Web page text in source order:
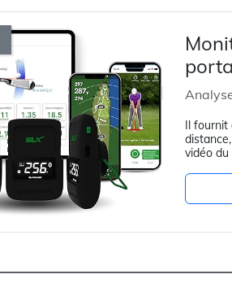
Il fournit
vidéo